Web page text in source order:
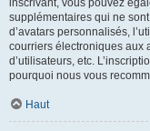
inscrivant, vous pouvez
supplémentaires qui ne
d’avatars personnalisés,
courriers électroniques aux
d’utilisateurs, etc.
pourquoi nous vous
Haut